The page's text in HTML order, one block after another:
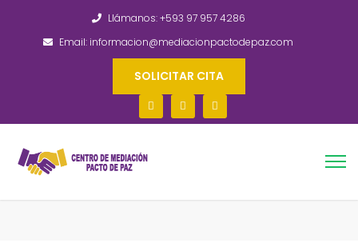
Llámanos: +593 97 957 4286
Email: informacion@mediacionpactodepaz.com
SOLICITAR CITA